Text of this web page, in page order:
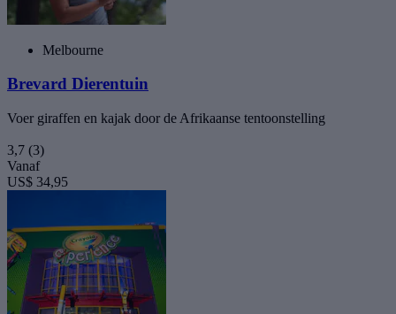
Melbourne
Brevard Dierentuin
Voer giraffen en kajak door de Afrikaanse tentoonstelling
3,7 (3)
Vanaf
US$ 34,95